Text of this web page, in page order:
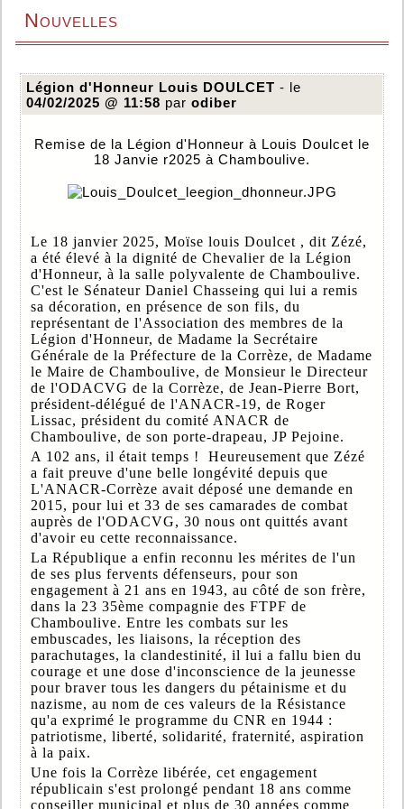
Nouvelles
Légion d'Honneur Louis DOULCET - le
04/02/2025 @ 11:58 par odiber
Remise de la Légion d'Honneur à Louis Doulcet le
18 Janvie r2025 à Chamboulive.
Le 18 janvier 2025, Moïse louis Doulcet , dit Zézé,
a été élevé à la dignité de Chevalier de la Légion
d'Honneur, à la salle polyvalente de Chamboulive.
C'est le Sénateur Daniel Chasseing qui lui a remis
sa décoration, en présence de son fils, du
représentant de l'Association des membres de la
Légion d'Honneur, de Madame la Secrétaire
Générale de la Préfecture de la Corrèze, de Madame
le Maire de Chamboulive, de Monsieur le Directeur
de l'ODACVG de la Corrèze, de Jean-Pierre Bort,
président-délégué de l'ANACR-19, de Roger
Lissac, président du comité ANACR de
Chamboulive, de son porte-drapeau, JP Pejoine.
A 102 ans, il était temps ! Heureusement que Zézé
a fait preuve d'une belle longévité depuis que
L'ANACR-Corrèze avait déposé une demande en
2015, pour lui et 33 de ses camarades de combat
auprès de l'ODACVG, 30 nous ont quittés avant
d'avoir eu cette reconnaissance.
La République a enfin reconnu les mérites de l'un
de ses plus fervents défenseurs, pour son
engagement à 21 ans en 1943, au côté de son frère,
dans la 23 35ème compagnie des FTPF de
Chamboulive. Entre les combats sur les
embuscades, les liaisons, la réception des
parachutages, la clandestinité, il lui a fallu bien du
courage et une dose d'inconscience de la jeunesse
pour braver tous les dangers du pétainisme et du
nazisme, au nom de ces valeurs de la Résistance
qu'a exprimé le programme du CNR en 1944 :
patriotisme, liberté, solidarité, fraternité, aspiration
à la paix.
Une fois la Corrèze libérée, cet engagement
républicain s'est prolongé pendant 18 ans comme
conseiller municipal et plus de 30 années comme